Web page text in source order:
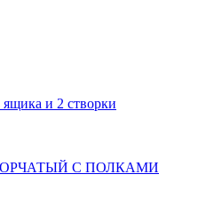
и 2 створки
С ПОЛКАМИ